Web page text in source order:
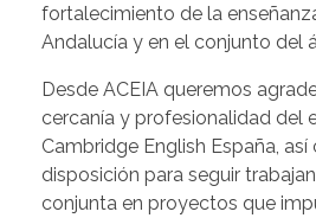
fortalecimiento de la
Andalucía y en el conjunto del
Desde ACEIA queremos
cercanía y profesionalidad del
Cambridge English España,
disposición para seguir
conjunta en proyectos que